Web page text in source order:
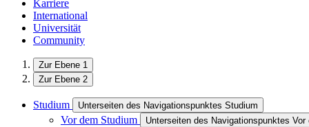
Karriere
International
Universität
Community
Zur Ebene 1
Zur Ebene 2
Studium Unterseiten des Navigationspunktes Studium
Vor dem Studium Unterseiten des Navigationspunktes Vor